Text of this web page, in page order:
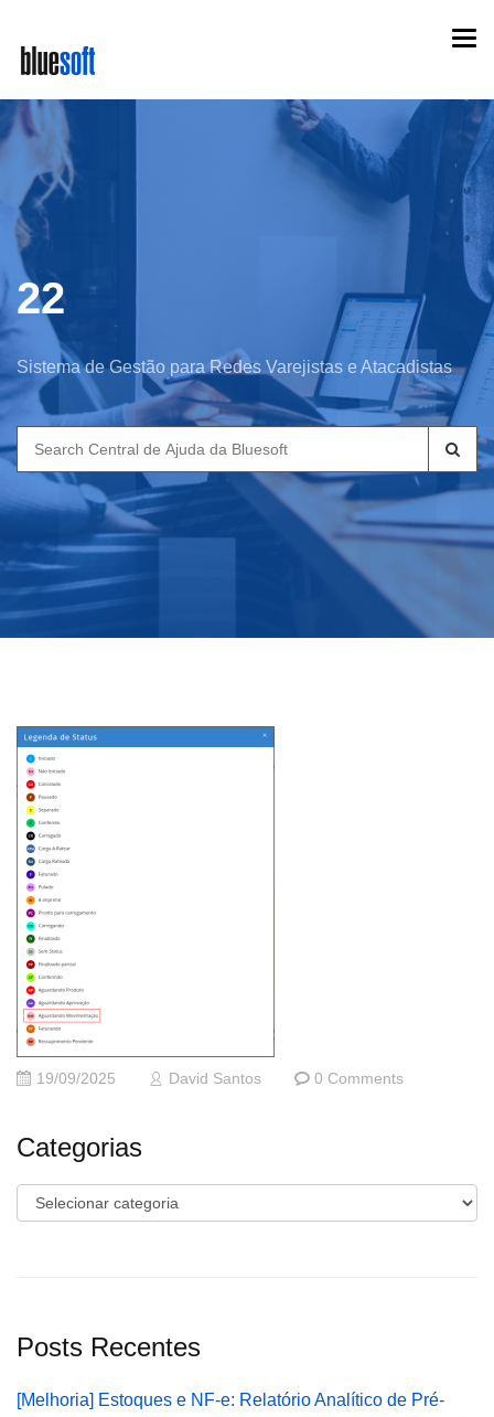
main
content
22
Sistema de Gestão para Redes Varejistas e Atacadistas
Search
for:
19/09/2025 David Santos 0 Comments
Categorias
Categorias
Posts Recentes
[Melhoria] Estoques e NF-e: Relatório Analítico de Pré-